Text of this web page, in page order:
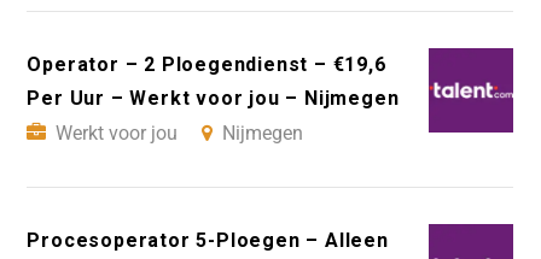
Operator – 2 Ploegendienst – €19,6
Per Uur – Werkt voor jou – Nijmegen
Werkt voor jou
Nijmegen
Procesoperator 5-Ploegen – Alleen